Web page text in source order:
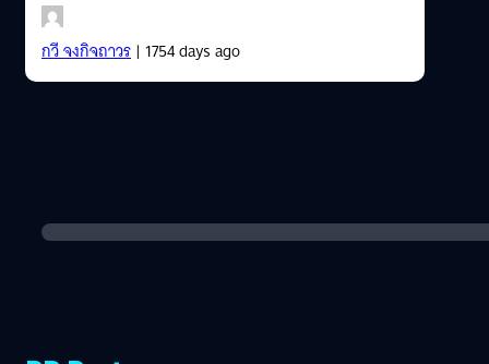
กวี จงกิจถาวร| 1754 days ago